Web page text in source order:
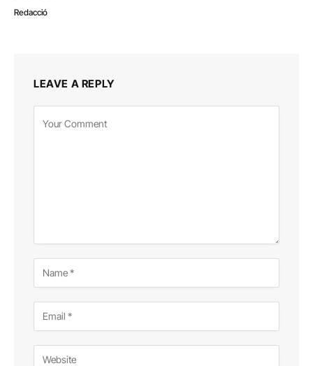
Redacció
LEAVE A REPLY